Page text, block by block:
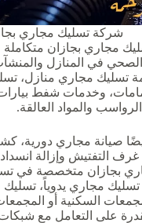
شركة تسليك مجاري
مجاري بجازان متكاملة
في المنازل والمنشآت
تسليك مجاري منازل،
وخدمات شفط بيارات
والمواد العالقة.
صيانة مجاري
التفتيش وإزالة انسداد
بجازان متخصصة في
مجاري يدوياً، تسليك
السكنية أو المجمعات
على التعامل مع